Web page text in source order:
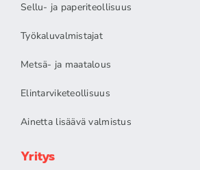
Sellu- ja paperiteollisuus
Työkaluvalmistajat
Metsä- ja maatalous
Elintarviketeollisuus
Ainetta lisäävä valmistus
Yritys